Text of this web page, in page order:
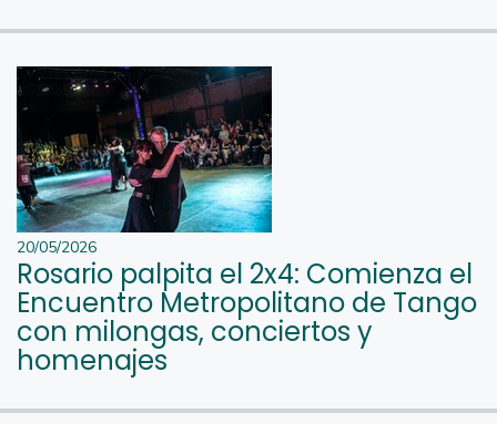
20/05/2026
Rosario palpita el 2x4: Comienza el
Encuentro Metropolitano de Tango
con milongas, conciertos y
homenajes